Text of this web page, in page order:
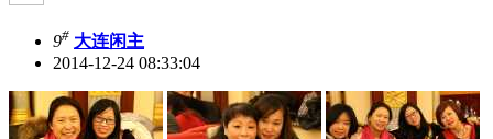
9# 大连闲主
2014-12-24 08:33:04